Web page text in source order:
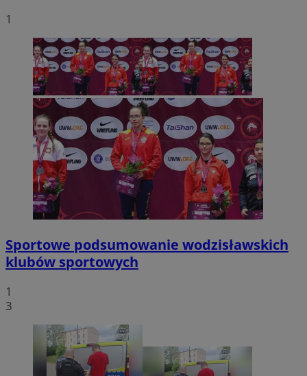
1
Sportowe podsumowanie wodzisławskich
klubów sportowych
1
3